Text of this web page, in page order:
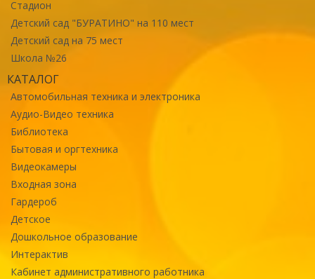
Стадион
Детский сад "БУРАТИНО" на 110 мест
Детский сад на 75 мест
Школа №26
КАТАЛОГ
Автомобильная техника и электроника
Аудио-Видео техника
Библиотека
Бытовая и оргтехника
Видеокамеры
Входная зона
Гардероб
Детское
Дошкольное образование
Интерактив
Кабинет административного работника